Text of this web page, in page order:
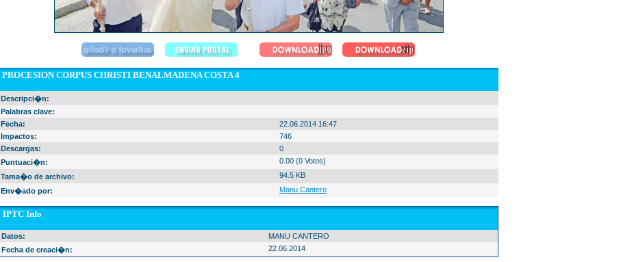
PROCESION CORPUS CHRISTI BENALMADENA COSTA 4
Descripci�n:
Palabras clave:
Fecha:
22.06.2014 16:47
Impactos:
746
Descargas:
0
Puntuaci�n:
0.00 (0 Votos)
Tama�o de archivo:
94.5 KB
Env�ado por:
Manu Cantero
IPTC Info
Datos:
MANU CANTERO
Fecha de creaci�n:
22.06.2014